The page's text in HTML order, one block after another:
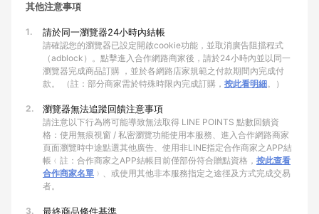
其他注意事項
1. 請於同一瀏覽器24小時內結帳
請確認您的瀏覽器已設定開啟cookie功能，並取消廣告阻擋程式
（adblock）。點擊進入合作網路商家後，請於24小時內並以同一
瀏覽器完成商品訂購 ，並於各網路店家規範之付款期間內完成付
款。 （註：部分商家需於特殊時限內完成訂購， 按此看明細。）
2. 瀏覽器無法追蹤回饋注意事項
請注意以下行為將可能導致無法取得 LINE POINTS 點數回饋資
格：使用無痕視窗 / 私密瀏覽功能使用本服務、進入合作網路商家
頁面瀏覽時中途點選其他廣告、使用非LINE指定合作商家之APP結
帳﹙註：合作商家之APP結帳目前僅部份符合贈點資格， 按此查看
合作商家名單 ﹚、或使用其他非本服務指定之途徑及方式完成交易
者。
3. 最終商品條件基準